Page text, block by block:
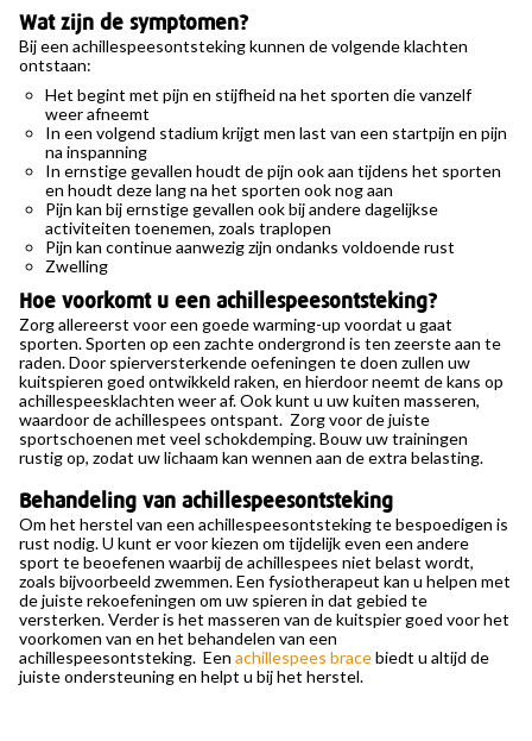
Wat zijn de symptomen?
Bij een achillespeesontsteking kunnen de volgende klachten
ontstaan:
Het begint met pijn en stijfheid na het sporten die vanzelf
weer afneemt
In een volgend stadium krijgt men last van een startpijn en pijn
na inspanning
In ernstige gevallen houdt de pijn ook aan tijdens het sporten
en houdt deze lang na het sporten ook nog aan
Pijn kan bij ernstige gevallen ook bij andere dagelijkse
activiteiten toenemen, zoals traplopen
Pijn kan continue aanwezig zijn ondanks voldoende rust
Zwelling
Hoe voorkomt u een achillespeesontsteking?
Zorg allereerst voor een goede warming-up voordat u gaat
sporten. Sporten op een zachte ondergrond is ten zeerste aan te
raden. Door spierversterkende oefeningen te doen zullen uw
kuitspieren goed ontwikkeld raken, en hierdoor neemt de kans op
achillespeesklachten weer af. Ook kunt u uw kuiten masseren,
waardoor de achillespees ontspant. Zorg voor de juiste
sportschoenen met veel schokdemping. Bouw uw trainingen
rustig op, zodat uw lichaam kan wennen aan de extra belasting.
Behandeling van achillespeesontsteking
Om het herstel van een achillespeesontsteking te bespoedigen is
rust nodig. U kunt er voor kiezen om tijdelijk even een andere
sport te beoefenen waarbij de achillespees niet belast wordt,
zoals bijvoorbeeld zwemmen. Een fysiotherapeut kan u helpen met
de juiste rekoefeningen om uw spieren in dat gebied te
versterken. Verder is het masseren van de kuitspier goed voor het
voorkomen van en het behandelen van een
achillespeesontsteking. Eenachillespees bracebiedt u altijd de
juiste ondersteuning en helpt u bij het herstel.